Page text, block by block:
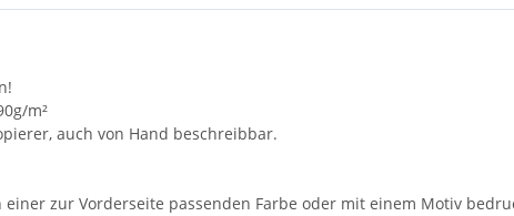
m²
auch von Hand beschreibbar.
zur Vorderseite passenden Farbe oder mit einem Motiv